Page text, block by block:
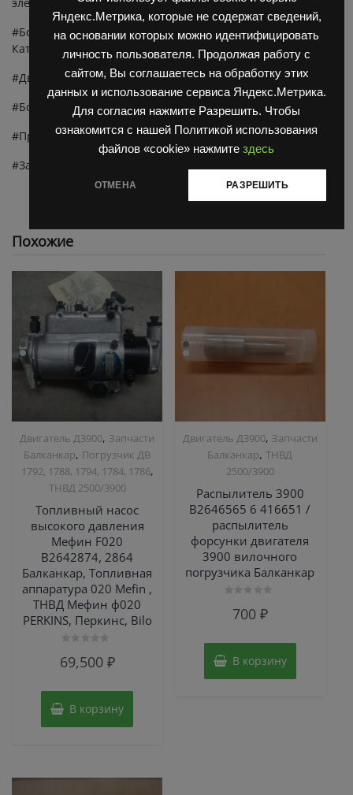
Яндекс.Метрика, которые не содержат сведений,
на основании которых можно идентифицировать
личность пользователя. Продолжая работу с
сайтом, Вы соглашаетесь на обработку этих
данных и использование сервиса Яндекс.Метрика.
Для согласия нажмите Разрешить. Чтобы
ознакомится с нашей Политикой использования
файлов «cookie» нажмите здесь
ОТМЕНА РАЗРЕШИТЬ
#Болгарские автопогрузчики ДВ 1784, ДВ 1792, ДВ1798
Каталог
#Двигатель Д 3900 Каталог
#Болгарские электропогрузчики ЕВ 687 Каталог
#Продажа запчастей balkancar дв 1792m
#Запчасти для погрузчика дв 1792
Похожие
Двигатель Д3900, Запчасти
Балканкар, Погрузчик ДВ
1792, 1788, 1794, 1784, 1786,
ТНВД 2500/3900
Топливный насос
высокого давления
Мефин F020
B2642874, 2864
Балканкар, Топливная
аппаратура 020 Mefin ,
ТНВД Мефин ф020
PERKINS, Перкинс, Bilo
0
69,500 ₽
В корзину
Двигатель Д3900, Запчасти
Балканкар,ТНВД
2500/3900
Распылитель 3900
B2646565 6 416651 /
распылитель
форсунки двигателя
3900 вилочного
погрузчика Балканкар
700 ₽
В корзину